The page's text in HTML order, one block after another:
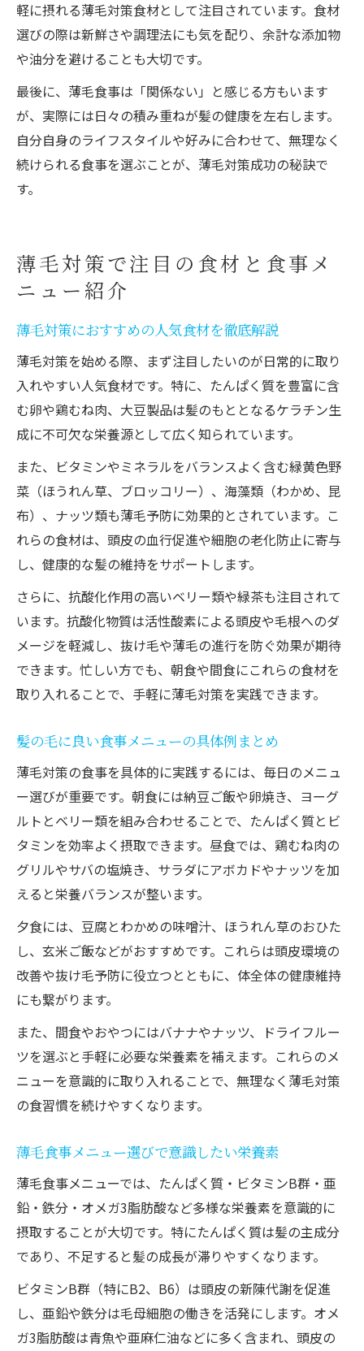
軽に摂れる薄毛対策食材として注目されています。食材
選びの際は新鮮さや調理法にも気を配り、余計な添加物
や油分を避けることも大切です。
最後に、薄毛食事は「関係ない」と感じる方もいます
が、実際には日々の積み重ねが髪の健康を左右します。
自分自身のライフスタイルや好みに合わせて、無理なく
続けられる食事を選ぶことが、薄毛対策成功の秘訣で
す。
薄毛対策で注目の食材と食事メ
ニュー紹介
薄毛対策におすすめの人気食材を徹底解説
薄毛対策を始める際、まず注目したいのが日常的に取り
入れやすい人気食材です。特に、たんぱく質を豊富に含
む卵や鶏むね肉、大豆製品は髪のもととなるケラチン生
成に不可欠な栄養源として広く知られています。
また、ビタミンやミネラルをバランスよく含む緑黄色野
菜（ほうれん草、ブロッコリー）、海藻類（わかめ、昆
布）、ナッツ類も薄毛予防に効果的とされています。こ
れらの食材は、頭皮の血行促進や細胞の老化防止に寄与
し、健康的な髪の維持をサポートします。
さらに、抗酸化作用の高いベリー類や緑茶も注目されて
います。抗酸化物質は活性酸素による頭皮や毛根へのダ
メージを軽減し、抜け毛や薄毛の進行を防ぐ効果が期待
できます。忙しい方でも、朝食や間食にこれらの食材を
取り入れることで、手軽に薄毛対策を実践できます。
髪の毛に良い食事メニューの具体例まとめ
薄毛対策の食事を具体的に実践するには、毎日のメニュ
ー選びが重要です。朝食には納豆ご飯や卵焼き、ヨーグ
ルトとベリー類を組み合わせることで、たんぱく質とビ
タミンを効率よく摂取できます。昼食では、鶏むね肉の
グリルやサバの塩焼き、サラダにアボカドやナッツを加
えると栄養バランスが整います。
夕食には、豆腐とわかめの味噌汁、ほうれん草のおひた
し、玄米ご飯などがおすすめです。これらは頭皮環境の
改善や抜け毛予防に役立つとともに、体全体の健康維持
にも繋がります。
また、間食やおやつにはバナナやナッツ、ドライフルー
ツを選ぶと手軽に必要な栄養素を補えます。これらのメ
ニューを意識的に取り入れることで、無理なく薄毛対策
の食習慣を続けやすくなります。
薄毛食事メニュー選びで意識したい栄養素
薄毛食事メニューでは、たんぱく質・ビタミンB群・亜
鉛・鉄分・オメガ3脂肪酸など多様な栄養素を意識的に
摂取することが大切です。特にたんぱく質は髪の主成分
であり、不足すると髪の成長が滞りやすくなります。
ビタミンB群（特にB2、B6）は頭皮の新陳代謝を促進
し、亜鉛や鉄分は毛母細胞の働きを活発にします。オメ
ガ3脂肪酸は青魚や亜麻仁油などに多く含まれ、頭皮の